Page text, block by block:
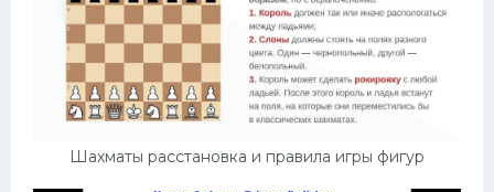
Шахматы расстановка и правила игры фигур